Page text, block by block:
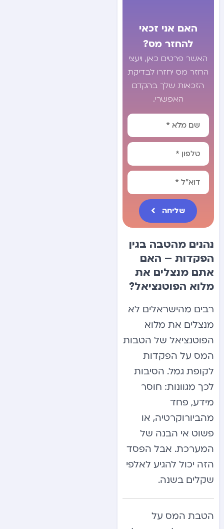
האם אני זכאי
להחזר מס?
האשר פרטים כאן, ויעצי
החזר מס יחזרו לבדיקת
הזכאות שלך בהקדם
האפשרי.
שליחה
Alternative:
נהנים מהטבה בגין
הפקדות – האם
אתם מנצלים את
מלוא הפוטנציאל?
רבים מהישראלים לא
מנצלים את מלוא
הפוטנציאל של הטבות
המס על הפקדות
לקופת גמל. הסיבות
לכך מגוונות: חוסר
מידע, פחד
מהביורוקרטיה, או
פשוט אי הבנה של
המערכת. אבל הפסד
הזה יכול להגיע לאלפי
שקלים בשנה.
הטבת המס על